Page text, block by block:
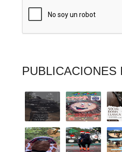
PUBLICACIONES